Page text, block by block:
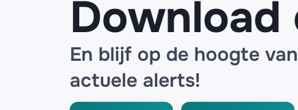
Download
En blijf op de hoogte
actuele alerts!